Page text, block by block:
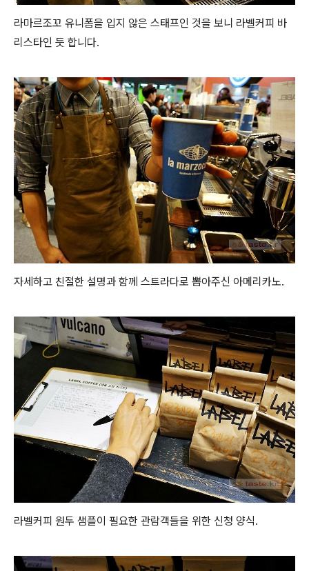
라마르조꼬 유니폼을 입지 않은 스태프인 것을 보니 라벨커피 바
리스타인 듯 합니다.
자세하고 친절한 설명과 함께 스트라다로 뽑아주신 아메리카노.
라벨커피 원두 샘플이 필요한 관람객들을 위한 신청 양식.